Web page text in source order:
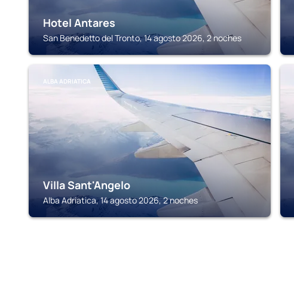
Hotel Antares
San Benedetto del Tronto, 14 agosto 2026, 2 noches
ALBA ADRIATICA
Villa Sant'Angelo
Alba Adriatica, 14 agosto 2026, 2 noches